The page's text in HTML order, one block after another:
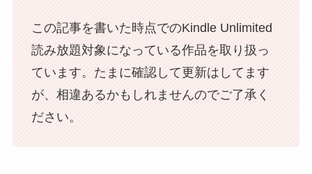
この記事を書いた時点でのKindle Unlimited
読み放題対象になっている作品を取り扱っ
ています。たまに確認して更新はしてます
が、相違あるかもしれませんのでご了承く
ださい。